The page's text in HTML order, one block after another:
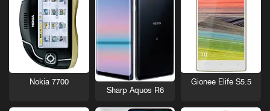
Gionee Elife S5.5
Sharp Aquos R6
Nokia 7700